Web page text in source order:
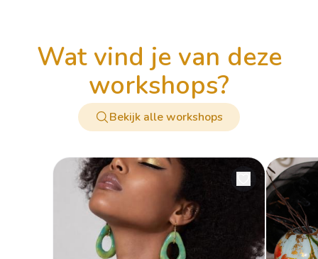
wat vind je van deze
workshops?
Bekijk alle workshops